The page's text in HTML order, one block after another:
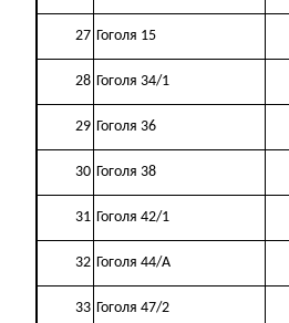
27 Гоголя 15
28 Гоголя 34/1
29 Гоголя 36
30 Гоголя 38
31 Гоголя 42/1
32 Гоголя 44/А
33 Гоголя 47/2